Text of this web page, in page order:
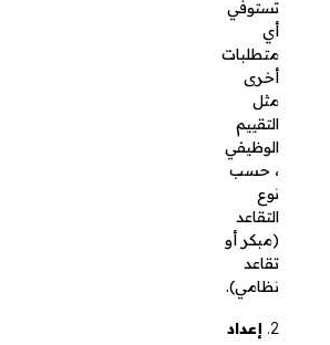
مثل وزارة
الدفاع أو
وزارة
الداخلية،
حسب
الفرع الذي
تعمل فيه،
ويجب أن
يكون
خطاب
تقاعد
موظف
عسكري